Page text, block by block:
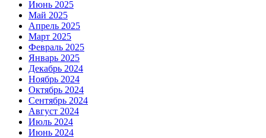
Июнь 2025
Май 2025
Апрель 2025
Март 2025
Февраль 2025
Январь 2025
Декабрь 2024
Ноябрь 2024
Октябрь 2024
Сентябрь 2024
Август 2024
Июль 2024
Июнь 2024